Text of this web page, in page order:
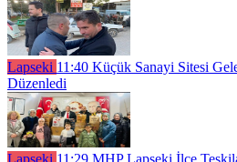
Lapseki 11:40 Küçük Sanayi Sitesi
Düzenledi
Lapseki 11:29 MHP Lapseki İlçe